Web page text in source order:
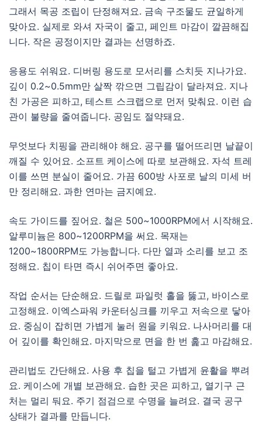
그래서 목공 조립이 단정해져요. 금속 구조물도 균일하게
맞아요. 실제로 와셔 자국이 줄고, 페인트 마감이 깔끔해집
니다. 작은 공정이지만 결과는 선명하죠.
응용도 쉬워요. 디버링 용도로 모서리를 스치듯 지나가요.
깊이 0.2~0.5mm만 살짝 깎으면 그립감이 달라져요. 지나
친 가공은 피하고, 테스트 스크랩으로 먼저 맞춰요. 이런 습
관이 불량을 줄여줍니다. 공임도 절약돼요.
무엇보다 치핑을 관리해야 해요. 공구를 떨어뜨리면 날끝이
깨질 수 있어요. 소프트 케이스에 따로 보관해요. 자석 트레
이를 쓰면 분실이 줄어요. 가끔 600방 사포로 날의 미세 버
만 정리해요. 과한 연마는 금지예요.
속도 가이드를 짚어요. 철은 500~1000RPM에서 시작해요.
알루미늄은 800~1200RPM을 써요. 목재는
1200~1800RPM도 가능합니다. 다만 열과 소리를 보고 조
정해요. 칩이 타면 즉시 쉬어주면 좋아요.
작업 순서는 단순해요. 드릴로 파일럿 홀을 뚫고, 바이스로
고정해요. 이엑스파워 카운터싱크를 끼우고 저속으로 닿아
요. 중심이 잡히면 가볍게 눌러 원을 키워요. 나사머리를 대
어 깊이를 확인해요. 마지막으로 면을 한 번 훑고 마감해요.
관리법도 간단해요. 사용 후 칩을 털고 가볍게 윤활을 뿌려
요. 케이스에 개별 보관해요. 습한 곳은 피하고, 열기구 근
처는 멀리 둬요. 주기 점검으로 수명을 늘려요. 결국 공구
상태가 결과를 만듭니다.